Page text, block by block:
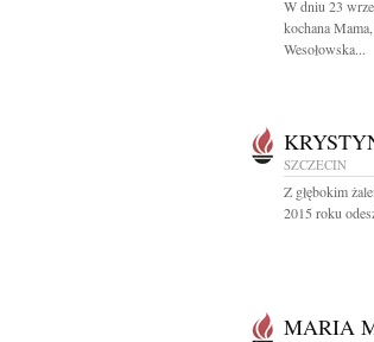
W dniu 23
kochana
Wesołowska...
SZCZECIN
Z głębokim
2015 roku
MARIA